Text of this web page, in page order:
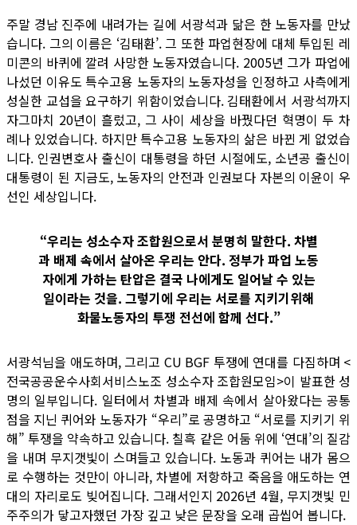
주말 경남 진주에 내려가는 길에 서광석과 닮은 한 노동자를 만났
습니다. 그의 이름은 ‘김태환’. 그 또한 파업현장에 대체 투입된 레
미콘의 바퀴에 깔려 사망한 노동자였습니다. 2005년 그가 파업에
나섰던 이유도 특수고용 노동자의 노동자성을 인정하고 사측에게
성실한 교섭을 요구하기 위함이었습니다. 김태환에서 서광석까지
자그마치 20년이 흘렀고, 그 사이 세상을 바꿨다던 혁명이 두 차
례나 있었습니다. 하지만 특수고용 노동자의 삶은 바뀐 게 없었습
니다. 인권변호사 출신이 대통령을 하던 시절에도, 소년공 출신이
대통령이 된 지금도, 노동자의 안전과 인권보다 자본의 이윤이 우
선인 세상입니다.
“우리는 성소수자 조합원으로서 분명히 말한다. 차별
과 배제 속에서 살아온 우리는 안다. 정부가 파업 노동
자에게 가하는 탄압은 결국 나에게도 일어날 수 있는
일이라는 것을. 그렇기에 우리는 서로를 지키기위해
화물노동자의 투쟁 전선에 함께 선다.”
서광석님을 애도하며, 그리고 CU BGF 투쟁에 연대를 다짐하며 <
전국공공운수사회서비스노조 성소수자 조합원모임>이 발표한 성
명의 일부입니다. 일터에서 차별과 배제 속에서 살아왔다는 공통
점을 지닌 퀴어와 노동자가 “우리”로 공명하고 “서로를 지키기 위
해” 투쟁을 약속하고 있습니다. 칠흑 같은 어둠 위에 ‘연대’의 질감
을 내며 무지갯빛이 스며들고 있습니다. 노동과 퀴어는 내가 몸으
로 수행하는 것만이 아니라, 차별에 저항하고 죽음을 애도하는 연
대의 자리로도 빚어집니다. 그래서인지 2026년 4월, 무지갯빛 민
주주의가 닿고자했던 가장 깊고 낮은 문장을 오래 곱씹어 봅니다.